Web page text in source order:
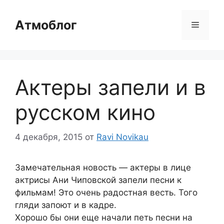
содержимому
Атмоблог Меню
Актеры запели и в
русском кино
4 декабря, 2015 от Ravi Novikau
Замечательная новость — актеры в лице
актрисы Ани Чиповской запели песни к
фильмам! Это очень радостная весть. Того
гляди запоют и в кадре.
Хорошо бы они еще начали петь песни на